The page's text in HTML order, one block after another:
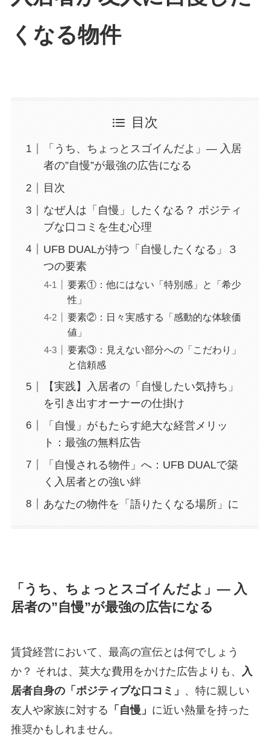
くなる物件
目次
「うち、ちょっとスゴイんだよ」― 入居
者の”自慢”が最強の広告になる
目次
なぜ人は「自慢」したくなる？ ポジティ
ブな口コミを生む心理
UFB DUALが持つ「自慢したくなる」３
つの要素
要素①：他にはない「特別感」と「希少
性」
要素②：日々実感する「感動的な体験価
値」
要素③：見えない部分への「こだわり」
と信頼感
【実践】入居者の「自慢したい気持ち」
を引き出すオーナーの仕掛け
「自慢」がもたらす絶大な経営メリッ
ト：最強の無料広告
「自慢される物件」へ：UFB DUALで築
く入居者との強い絆
あなたの物件を「語りたくなる場所」に
「うち、ちょっとスゴイんだよ」― 入
居者の”自慢”が最強の広告になる
賃貸経営において、最高の宣伝とは何でしょう
か？ それは、莫大な費用をかけた広告よりも、
入
居者自身の「ポジティブな口コミ」 、特に親しい
友人や家族に対する 「自慢」 に近い熱量を持った
推奨かもしれません。